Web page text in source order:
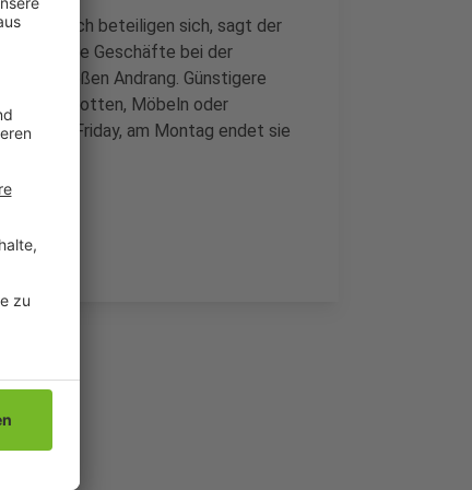
beteiligen sich, sagt der
Geschäfte bei der
großen Andrang. Günstigere
bei Klamotten, Möbeln oder
Black Friday, am Montag endet sie